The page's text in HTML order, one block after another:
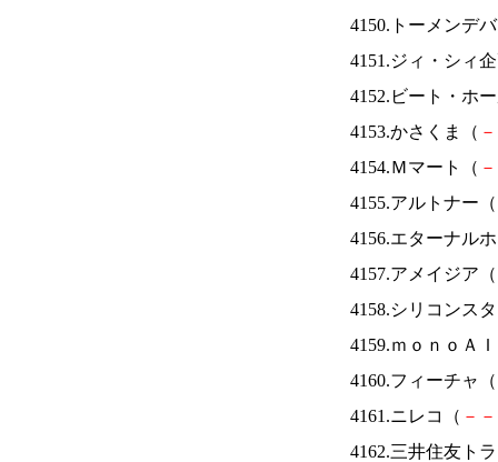
4150.トーメンデ
4151.ジィ・シィ
4152.ビート・ホ
4153.かさくま（ －
4154.Ｍマート（ －
4155.アルトナー（
4156.エターナル
4157.アメイジア（
4158.シリコンス
4159.ｍｏｎｏＡ
4160.フィーチャ（
4161.ニレコ（ － －
4162.三井住友ト